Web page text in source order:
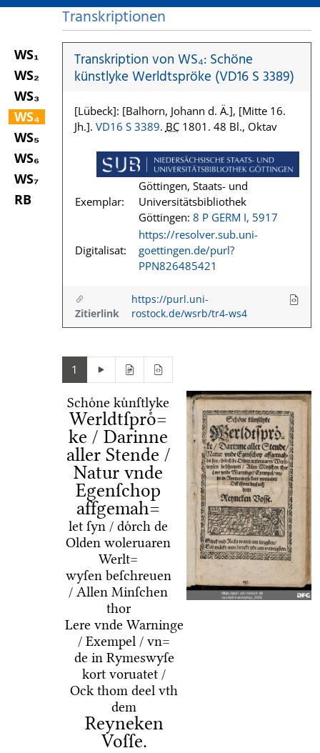
WS₁
WS₂
WS₃
WS₄
WS₅
WS₆
WS₇
RB
Transkriptionen
Transkription von WS₄: Schöne
künstlyke Werldtspröke (VD16 S 3389)
[Lübeck]: [Balhorn, Johann d. Ä.], [Mitte 16.
Jh.]. VD16 S 3389. BC1801. 48 Bl., Oktav
Exemplar:
Göttingen, Staats- und
Universitätsbibliothek
Göttingen: 8 P GERM I, 5917
Digitalisat:
https://resolver.sub.uni-
goettingen.de/purl?
PPN826485421
Zitierlink
https://purl.uni-
rostock.de/wsrb/tr4-ws4
1
Schoͤne kuͤnſtlyke
Werldtſproͤ=
ke / Darinne
aller Stende /
Natur vnde
Egenſchop
affgemah=
let ſyn / doͤrch de
Olden woleruaren
Werlt=
wyſen beſchreuen
/ Allen Minſchen
thor
Lere vnde Warninge
/ Exempel / vn=
de in Rymeswyſe
kort voruatet /
Ock thom deel vth
dem
Reyneken
Voſſe.